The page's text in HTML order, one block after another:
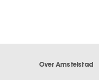
Over Amstelstad